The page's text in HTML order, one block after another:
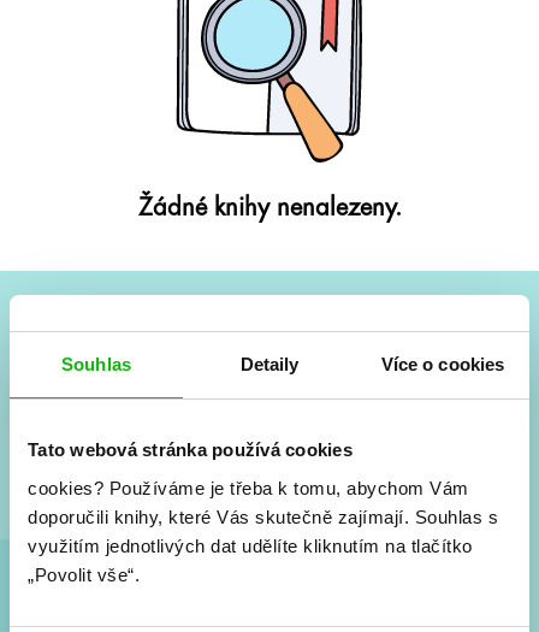
Souhlas Detaily Více o cookies
Tato webová stránka používá cookies
cookies? Používáme je třeba k tomu, abychom Vám
doporučili knihy, které Vás skutečně zajímají. Souhlas s
využitím jednotlivých dat udělíte kliknutím na tlačítko
„Povolit vše“.
Žádné knihy nenalezeny.
Vše kolem #youngadult každý měsíc rovnou do mailu!
a seriálové adaptace a další.